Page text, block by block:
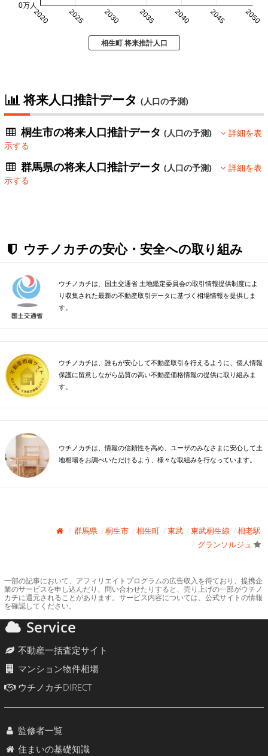
2020 2025 2030 2035 2040 2045 2050
0万人
相生町 将来推計人口
将来人口推計データ (人口の予測)
桐生市の将来人口推計データ(人口の予測)
詳細を表
示する
群馬県の将来人口推計データ(人口の予測)
詳細を表
示する
ウチノカチの安心・安全への取り組み
ウチノカチは、国土交通省 土地鑑定委員会の取引情報提供制度によ
り収集された最新の不動産取引データに基づく相場情報を提供しま
す。
ウチノカチは、誰もが安心して不動産取引を行えるように、個人情報
保護に留意しながら品質の高い不動産価格情報の提供に取り組みま
す。
ウチノカチは、情報の信頼性を高め、ユーザのみなさまに安心して土
地相場をお調べいただけるよう、様々な取組みを行なっています。
群馬県 桐生市 相生町 東武 東武桐生線
相老駅
グランソルジュ
一部の記事において、アフィリエイトプログラムの広告収入を得ており、提携企
業のサービスを申し込んだり、問い合わせたりすると、売り上げの一部がウチノ
カチに還元されることがあります。サービス内容については、公式サイトの情報
を確認してください。
Service
不動産一括査定サイト
マンション物件相場
ウチノカチDIRECT
監修者一覧
住まいの基礎知識